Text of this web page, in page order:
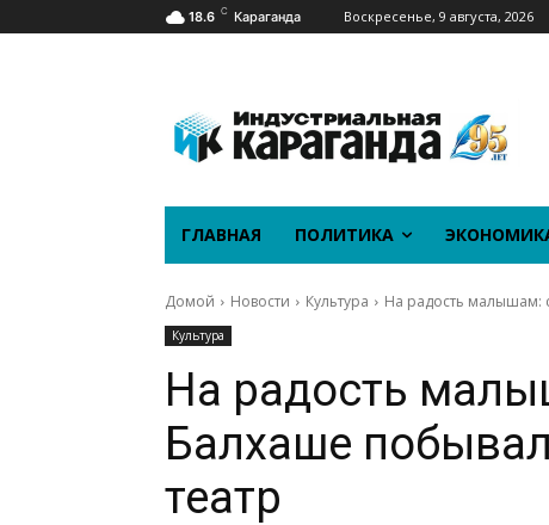
18.6 C Караганда Воскресенье, 9 августа, 2026
ГЛАВНАЯ ПОЛИТИКА
Домой Новости Культура На радость малышам:
Культура
На радость
Балхаше
театр